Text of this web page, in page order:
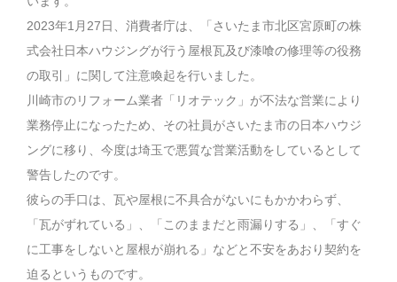
2023年1月27日、消費者庁は、「さいたま市北区宮原町の株
式会社日本ハウジングが行う屋根瓦及び漆喰の修理等の役務
の取引」に関して注意喚起を行いました。
川崎市のリフォーム業者「リオテック」が不法な営業により
業務停止になったため、その社員がさいたま市の日本ハウジ
ングに移り、今度は埼玉で悪質な営業活動をしているとして
警告したのです。
彼らの手口は、瓦や屋根に不具合がないにもかかわらず、
「瓦がずれている」、「このままだと雨漏りする」、「すぐ
に工事をしないと屋根が崩れる」などと不安をあおり契約を
迫るというものです。